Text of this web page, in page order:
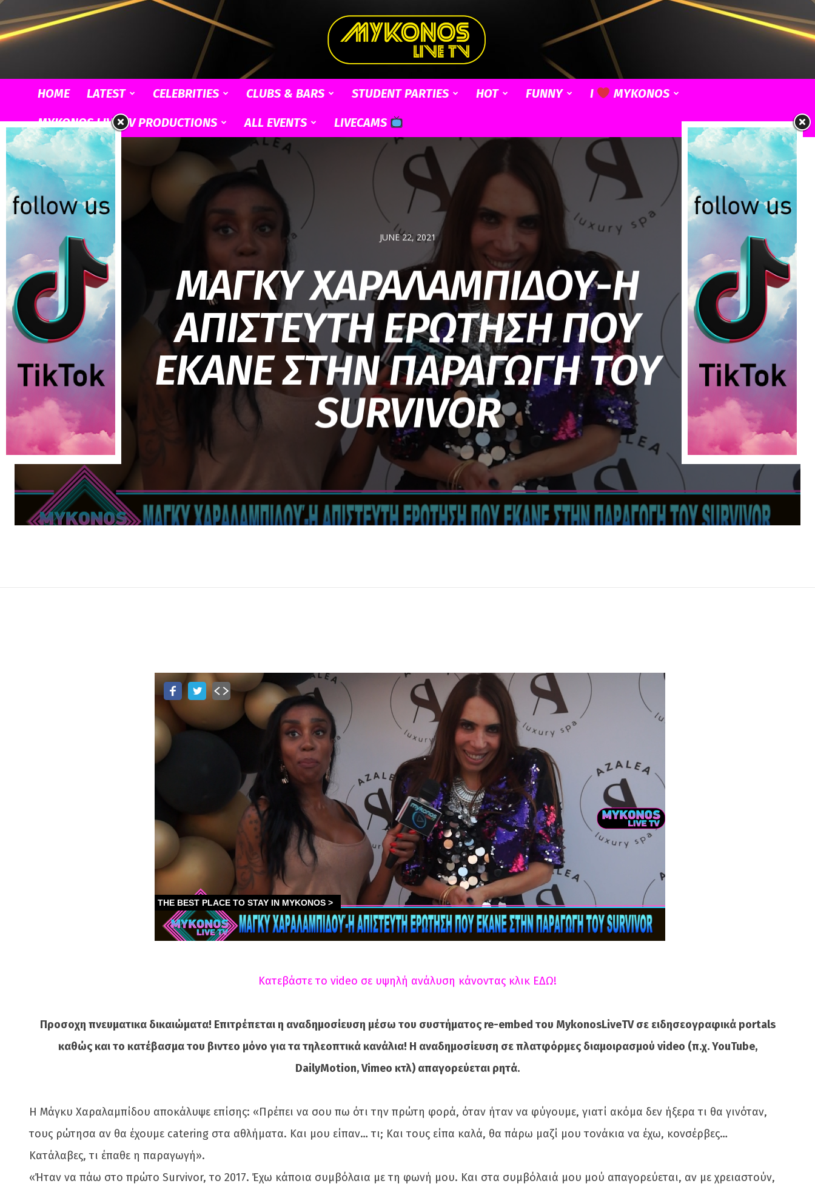
Live
TV
HOME LATEST CELEBRITIES CLUBS & BARS STUDENT PARTIES HOT FUNNY I
MYKONOS
MYKONOS LIVE TV PRODUCTIONS
ALL EVENTS LIVECAMS
JUNE 22, 2021
ΜΑΓΚΥ ΧΑΡΑΛΑΜΠΙΔΟΥ-Η
ΑΠΙΣΤΕΥΤΗ ΕΡΩΤΗΣΗ ΠΟΥ
ΕΚΑΝΕ ΣΤΗΝ ΠΑΡΑΓΩΓΗ ΤΟΥ
SURVIVOR
Κατεβάστε το video σε υψηλή ανάλυση κάνοντας κλικ ΕΔΩ!
Προσοχη πνευματικα δικαιώματα! Επιτρέπεται η αναδημοσίευση μέσω του συστήματος re-embed του MykonosLiveTV σε ειδησεογραφικά portals
καθώς και το κατέβασμα του βιντεο μόνο για τα τηλεοπτικά κανάλια! Η αναδημοσίευση σε πλατφόρμες διαμοιρασμού video (π.χ. YouTube,
DailyMotion, Vimeo κτλ) απαγορεύεται ρητά.
Η Μάγκυ Χαραλαμπίδου αποκάλυψε επίσης: «Πρέπει να σου πω ότι την πρώτη φορά, όταν ήταν να φύγουμε, γιατί ακόμα δεν ήξερα τι θα γινόταν,
τους ρώτησα αν θα έχουμε catering στα αθλήματα. Και μου είπαν… τι; Και τους είπα καλά, θα πάρω μαζί μου τονάκια να έχω, κονσέρβες…
Κατάλαβες, τι έπαθε η παραγωγή».
«Ήταν να πάω στο πρώτο Survivor, το 2017. Έχω κάποια συμβόλαια με τη φωνή μου. Και στα συμβόλαιά μου μού απαγορεύεται, αν με χρειαστούν,